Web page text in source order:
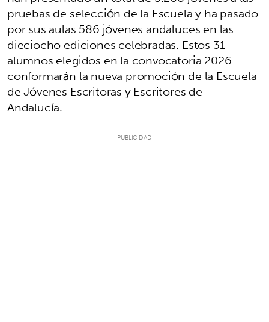
pruebas de selección de la Escuela y ha pasado
por sus aulas 586 jóvenes andaluces en las
dieciocho ediciones celebradas. Estos 31
alumnos elegidos en la convocatoria 2026
conformarán la nueva promoción de la Escuela
de Jóvenes Escritoras y Escritores de
Andalucía.